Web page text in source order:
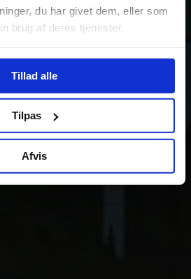
du har givet dem, eller som
brug af deres tjenester.
Tillad alle
Tilpas
Afvis